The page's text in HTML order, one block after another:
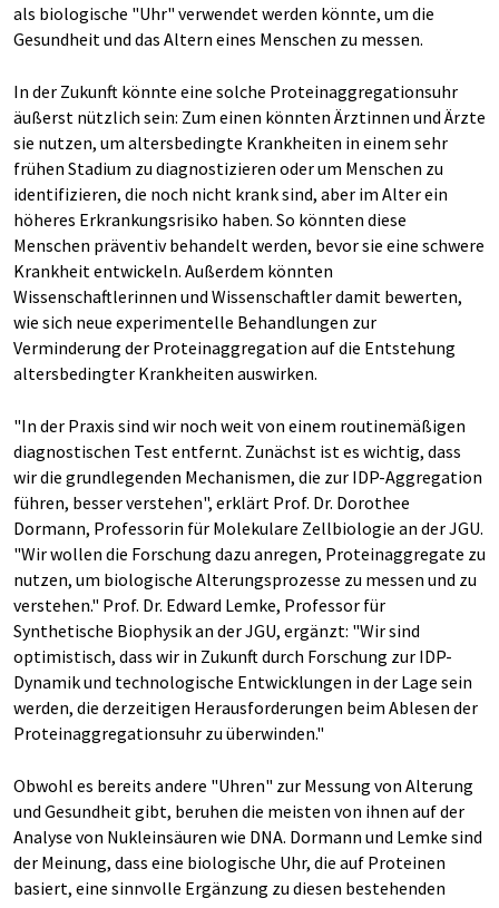
als biologische "Uhr" verwendet werden könnte, um die
Gesundheit und das Altern eines Menschen zu messen.
In der Zukunft könnte eine solche Proteinaggregationsuhr
äußerst nützlich sein: Zum einen könnten Ärztinnen und Ärzte
sie nutzen, um altersbedingte Krankheiten in einem sehr
frühen Stadium zu diagnostizieren oder um Menschen zu
identifizieren, die noch nicht krank sind, aber im Alter ein
höheres Erkrankungsrisiko haben. So könnten diese
Menschen präventiv behandelt werden, bevor sie eine schwere
Krankheit entwickeln. Außerdem könnten
Wissenschaftlerinnen und Wissenschaftler damit bewerten,
wie sich neue experimentelle Behandlungen zur
Verminderung der Proteinaggregation auf die Entstehung
altersbedingter Krankheiten auswirken.
"In der Praxis sind wir noch weit von einem routinemäßigen
diagnostischen Test entfernt. Zunächst ist es wichtig, dass
wir die grundlegenden Mechanismen, die zur IDP-Aggregation
führen, besser verstehen", erklärt Prof. Dr. Dorothee
Dormann, Professorin für Molekulare Zellbiologie an der JGU.
"Wir wollen die Forschung dazu anregen, Proteinaggregate zu
nutzen, um biologische Alterungsprozesse zu messen und zu
verstehen." Prof. Dr. Edward Lemke, Professor für
Synthetische Biophysik an der JGU, ergänzt: "Wir sind
optimistisch, dass wir in Zukunft durch Forschung zur IDP-
Dynamik und technologische Entwicklungen in der Lage sein
werden, die derzeitigen Herausforderungen beim Ablesen der
Proteinaggregationsuhr zu überwinden."
Obwohl es bereits andere "Uhren" zur Messung von Alterung
und Gesundheit gibt, beruhen die meisten von ihnen auf der
Analyse von Nukleinsäuren wie DNA. Dormann und Lemke sind
der Meinung, dass eine biologische Uhr, die auf Proteinen
basiert, eine sinnvolle Ergänzung zu diesen bestehenden